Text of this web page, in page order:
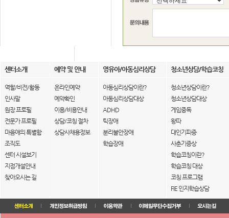
센터소개 예약 및 안내 영유아/아동심리상담 청소년상담/학습코칭
역할/비전/활동
인사말
원장 프로필
전문가 프로필
마음애의 특별함
조직도
센터 시설보기
지점개설안내
찾아오시는 길
온라인예약
예약확인
이용/비용안내
상담/코칭 절차
상담사채용정보
아동심리상담이란?
아동심리상담대상
ADHD
틱장애
분리불안장애
학습장애
청소년상담이란?
청소년상담대상
게임중독
왕따
대인기피증
사춘기증상
학습코칭이란?
학습코칭 대상
코칭 프로그램
FIE 인지학습상담